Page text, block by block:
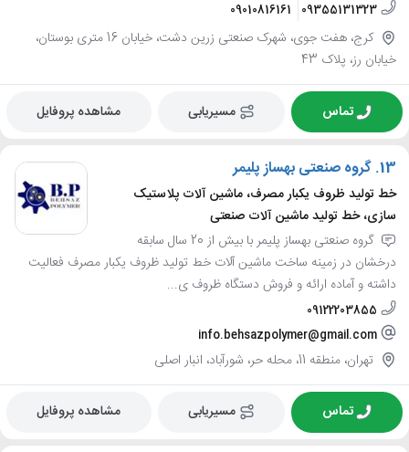
09355131323
09010816161
کرج، هفت جوی، شهرک صنعتی زرین دشت، خیابان 16 متری بوستان،
خیابان رز، پلاک 43
تماس مسیریابی مشاهده پروفایل
13. گروه صنعتی بهساز پلیمر
خط تولید ظروف یکبار مصرف، ماشین آلات پلاستیک
سازی، خط تولید ماشین آلات صنعتی
گروه صنعتی بهساز پلیمر با بیش از 20 سال سابقه
درخشان در زمینه ساخت ماشین آلات خط تولید ظروف یکبار مصرف فعالیت
داشته و آماده ارائه و فروش دستگاه ظروف ی...
09122203855
info.behsazpolymer@gmail.com
تهران، منطقه 11، محله حر، شورآباد، انبار اصلی
تماس مسیریابی مشاهده پروفایل